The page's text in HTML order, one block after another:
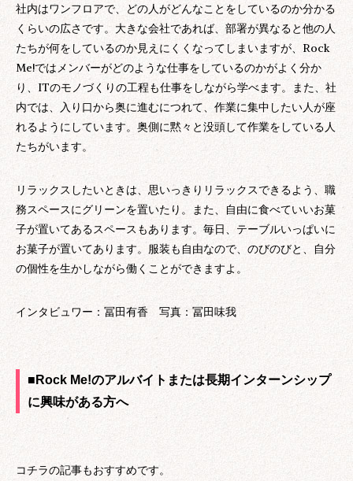
※人材紹介会社の皆様へ
弊社は現在、紹介会社様を介した採用を
う、お願い申し上げます。
社内はワンフロアで、どの人がどんなことをしているのか分かる
くらいの広さです。大きな会社であれば、部署が異なると他の人
たちが何をしているのか見えにくくなってしまいますが、Rock
Me!ではメンバーがどのような仕事をしているのかがよく分か
り、ITのモノづくりの工程も仕事をしながら学べます。また、社
内では、入り口から奥に進むにつれて、作業に集中したい人が座
れるようにしています。奥側に黙々と没頭して作業をしている人
たちがいます。
リラックスしたいときは、思いっきりリラックスできるよう、職
務スペースにグリーンを置いたり。また、自由に食べていいお菓
子が置いてあるスペースもあります。毎日、テーブルいっぱいに
お菓子が置いてあります。服装も自由なので、のびのびと、自分
の個性を生かしながら働くことができますよ。
インタビュワー：冨田有香 写真：冨田味我
■Rock Me!のアルバイトまたは長期インターンシップ
に興味がある方へ
コチラの記事もおすすめです。